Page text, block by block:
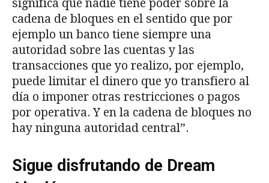
significa que nadie tiene poder sobre la
cadena de bloques en el sentido que por
ejemplo un banco tiene siempre una
autoridad sobre las cuentas y las
transacciones que yo realizo, por ejemplo,
puede limitar el dinero que yo transfiero al
día o imponer otras restricciones o pagos
por operativa. Y en la cadena de bloques no
hay ninguna autoridad central”.
Sigue disfrutando de Dream